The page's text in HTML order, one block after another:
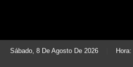
Sábado, 8 De Agosto De 2026 Hora: